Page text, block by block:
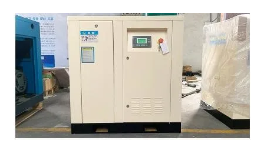
উদ্ধৃতি
অনুরোধ
করুন
সাইট
ম্যাপ